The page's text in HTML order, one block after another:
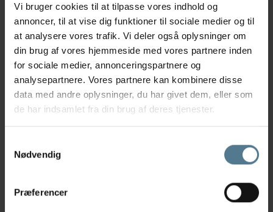
Vi bruger cookies til at tilpasse vores indhold og
annoncer, til at vise dig funktioner til sociale medier og til
at analysere vores trafik. Vi deler også oplysninger om
din brug af vores hjemmeside med vores partnere inden
for sociale medier, annonceringspartnere og
analysepartnere. Vores partnere kan kombinere disse
data med andre oplysninger, du har givet dem, eller som
de har indsamlet fra din brug af deres tjenester.
Nødvendig
Præferencer